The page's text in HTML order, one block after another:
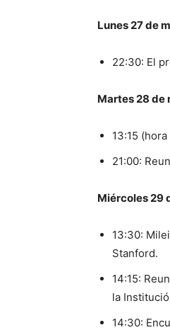
Lunes 27 de
22:30: El
Martes 28 de
13:15
21:00:
Miércoles 29
13:30:
Stanford.
14:15:
la
14:30: